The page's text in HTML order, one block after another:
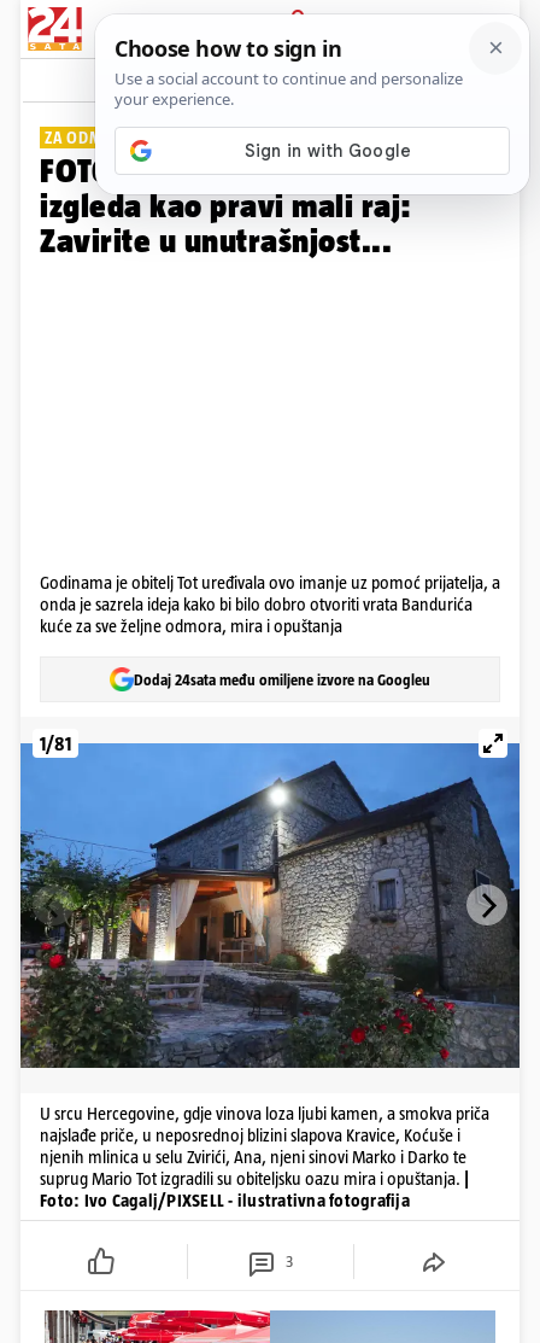
PRIJAVA
Galerija Komentari
ZA ODMOR IZ SNOVA
FOTO Kamena kuća u Zvirićima
izgleda kao pravi mali raj:
Zavirite u unutrašnjost...
Godinama je obitelj Tot uređivala ovo imanje uz pomoć prijatelja, a
onda je sazrela ideja kako bi bilo dobro otvoriti vrata Bandurića
kuće za sve željne odmora, mira i opuštanja
Dodaj 24sata među omiljene izvore na Googleu
1/81
U srcu Hercegovine, gdje vinova loza ljubi kamen, a smokva priča
najslađe priče, u neposrednoj blizini slapova Kravice, Koćuše i
njenih mlinica u selu Zvirići, Ana, njeni sinovi Marko i Darko te
suprug Mario Tot izgradili su obiteljsku oazu mira i opuštanja.
Foto: Ivo Cagalj/PIXSELL - ilustrativna fotografija
3